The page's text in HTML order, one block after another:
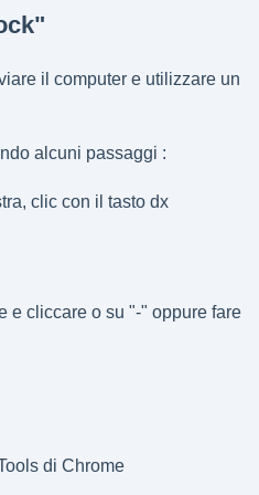
il computer e utilizzare un
alcuni passaggi :
clic con il tasto dx
e cliccare o su "-" oppure fare
di Chrome